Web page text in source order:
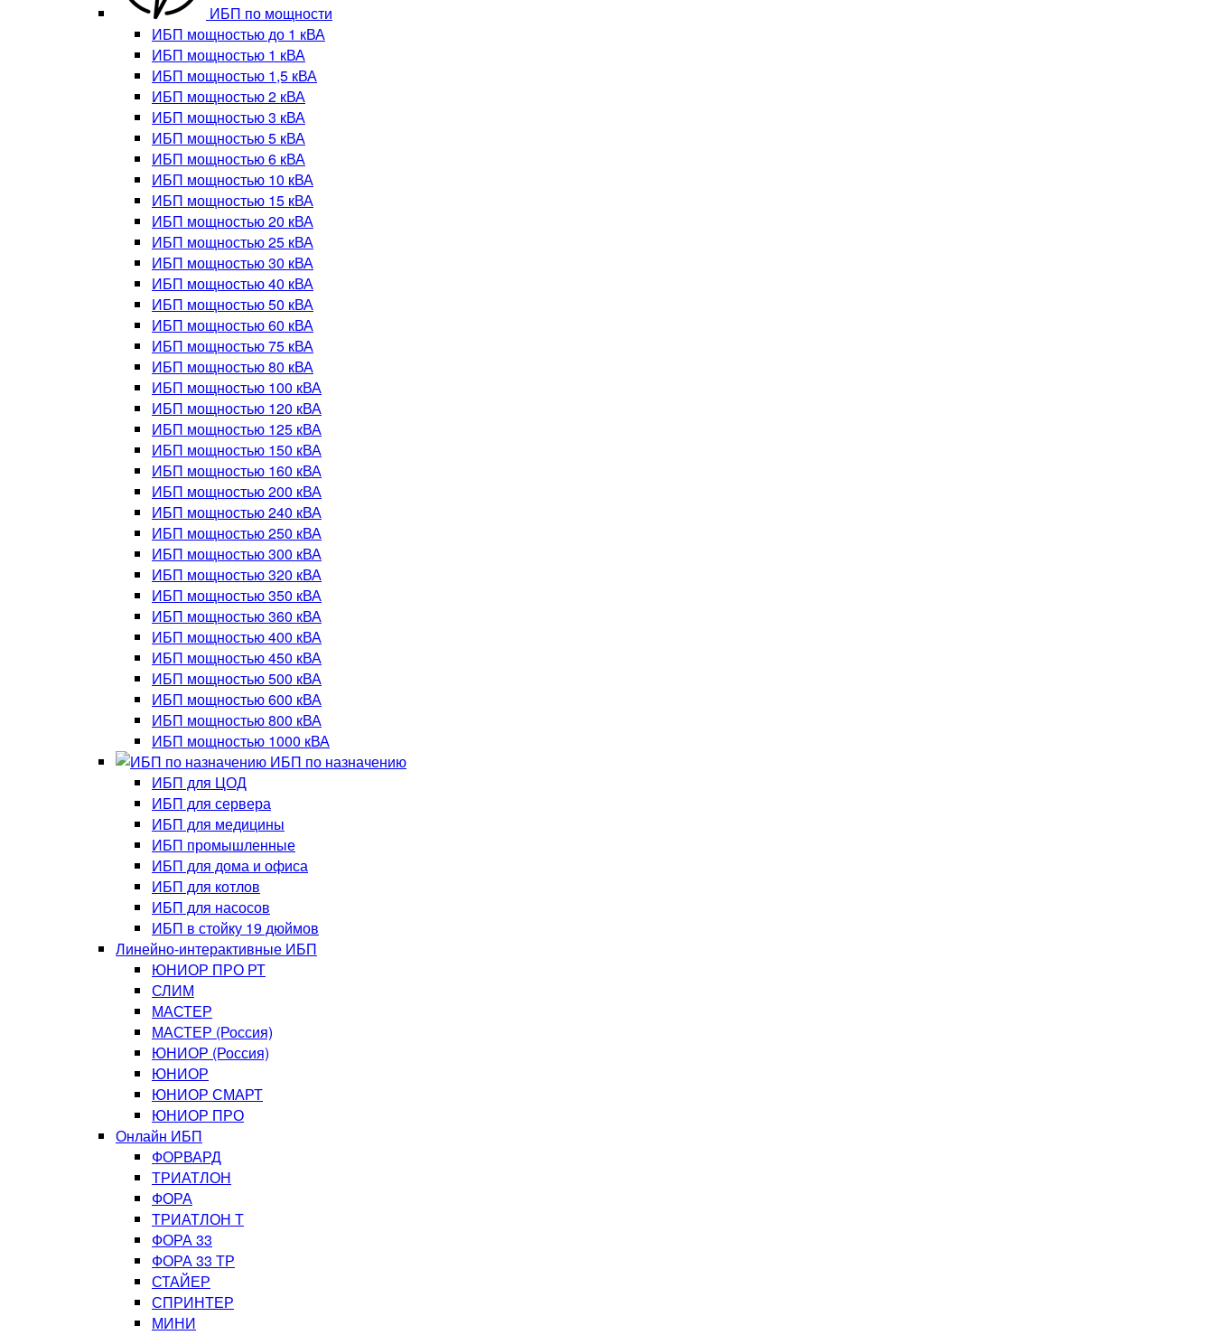
ИБП по мощности
ИБП мощностью до 1 кВА
ИБП мощностью 1 кВА
ИБП мощностью 1,5 кВА
ИБП мощностью 2 кВА
ИБП мощностью 3 кВА
ИБП мощностью 5 кВА
ИБП мощностью 6 кВА
ИБП мощностью 10 кВА
ИБП мощностью 15 кВА
ИБП мощностью 20 кВА
ИБП мощностью 25 кВА
ИБП мощностью 30 кВА
ИБП мощностью 40 кВА
ИБП мощностью 50 кВА
ИБП мощностью 60 кВА
ИБП мощностью 75 кВА
ИБП мощностью 80 кВА
ИБП мощностью 100 кВА
ИБП мощностью 120 кВА
ИБП мощностью 125 кВА
ИБП мощностью 150 кВА
ИБП мощностью 160 кВА
ИБП мощностью 200 кВА
ИБП мощностью 240 кВА
ИБП мощностью 250 кВА
ИБП мощностью 300 кВА
ИБП мощностью 320 кВА
ИБП мощностью 350 кВА
ИБП мощностью 360 кВА
ИБП мощностью 400 кВА
ИБП мощностью 450 кВА
ИБП мощностью 500 кВА
ИБП мощностью 600 кВА
ИБП мощностью 800 кВА
ИБП мощностью 1000 кВА
ИБП по назначению
ИБП для ЦОД
ИБП для сервера
ИБП для медицины
ИБП промышленные
ИБП для дома и офиса
ИБП для котлов
ИБП для насосов
ИБП в стойку 19 дюймов
Линейно-интерактивные ИБП
ЮНИОР ПРО РТ
СЛИМ
МАСТЕР
МАСТЕР (Россия)
ЮНИОР (Россия)
ЮНИОР
ЮНИОР СМАРТ
ЮНИОР ПРО
Онлайн ИБП
ФОРВАРД
ТРИАТЛОН
ФОРА
ТРИАТЛОН Т
ФОРА 33
ФОРА 33 ТР
СТАЙЕР
СПРИНТЕР
МИНИ